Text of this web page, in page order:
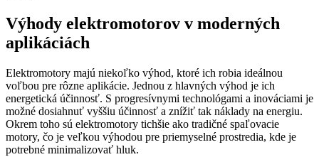
Výhody elektromotorov v moderných
aplikáciách
Elektromotory majú niekoľko výhod, ktoré ich robia ideálnou
voľbou pre rôzne aplikácie. Jednou z hlavných výhod je ich
energetická účinnosť. S progresívnymi technológami a inováciami je
možné dosiahnuť vyššiu účinnosť a znížiť tak náklady na energiu.
Okrem toho sú elektromotory tichšie ako tradičné spaľovacie
motory, čo je veľkou výhodou pre priemyselné prostredia, kde je
potrebné minimalizovať hluk.